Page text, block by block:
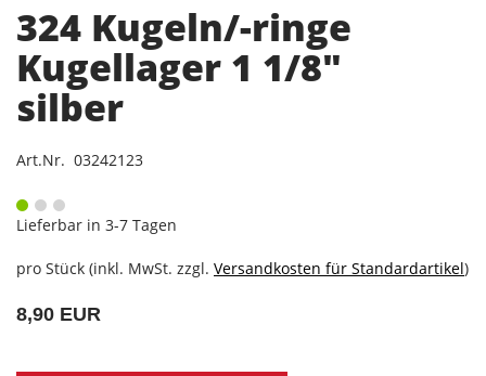
324 Kugeln/-ringe
Kugellager 1 1/8"
silber
Art.Nr. 03242123
Lieferbar in 3-7 Tagen
pro Stück (inkl. MwSt. zzgl. Versandkosten für Standardartikel)
8,90 EUR